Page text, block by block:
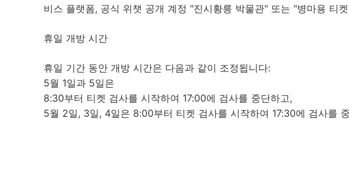
비스 플랫폼, 공식 위챗 공개 계정 "진시황릉 박물관" 또는 "병마용 티
휴일 개방 시간
휴일 기간 동안 개방 시간은 다음과 같이 조정됩니다:
5월 1일과 5일은
8:30부터 티켓 검사를 시작하여 17:00에 검사를 중단하고,
5월 2일, 3일, 4일은 8:00부터 티켓 검사를 시작하여 17:30에 검사를